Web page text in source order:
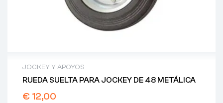
JOCKEY Y APOYOS
RUEDA SUELTA PARA JOCKEY DE 48 METÁLICA
€ 12,00